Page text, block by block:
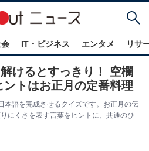
IT・ビジネス エンタメ リサ
けるとすっきり！ 空欄
トはお正月の定番料理
本語を完成させるクイズです。お正月の伝
にくさを表す言葉をヒントに、共通のひ